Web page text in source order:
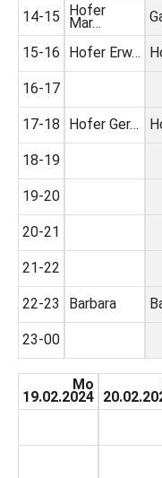
14-15
15-16
16-17
17-18
18-19
19-20
20-21
21-22
22-23
23-00
Hofer
Mar…
Hofer Erw…
Hofer Ger…
Barbara
Mo
19.02.2024